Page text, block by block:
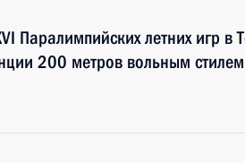
Паралимпийских летних игр в
200 метров вольным стилем